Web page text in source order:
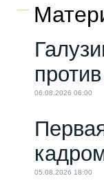
06.08.2026 06:00
05.08.2026 18:00